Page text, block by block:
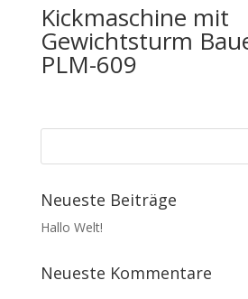
Kickmaschine mit
Gewichtsturm
PLM-609
Neueste Beiträge
Hallo Welt!
Neueste Kommentare